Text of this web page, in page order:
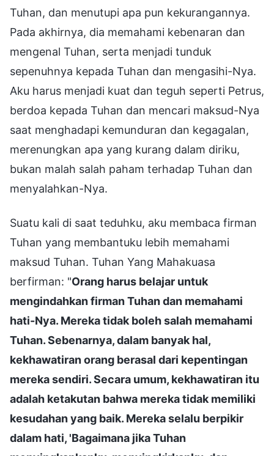
Tuhan, dan menutupi apa pun kekurangannya.
Pada akhirnya, dia memahami kebenaran dan
mengenal Tuhan, serta menjadi tunduk
sepenuhnya kepada Tuhan dan mengasihi-Nya.
Aku harus menjadi kuat dan teguh seperti Petrus,
berdoa kepada Tuhan dan mencari maksud-Nya
saat menghadapi kemunduran dan kegagalan,
merenungkan apa yang kurang dalam diriku,
bukan malah salah paham terhadap Tuhan dan
menyalahkan-Nya.
Suatu kali di saat teduhku, aku membaca firman
Tuhan yang membantuku lebih memahami
maksud Tuhan. Tuhan Yang Mahakuasa
berfirman: "Orang harus belajar untuk
mengindahkan firman Tuhan dan memahami
hati-Nya. Mereka tidak boleh salah memahami
Tuhan. Sebenarnya, dalam banyak hal,
kekhawatiran orang berasal dari kepentingan
mereka sendiri. Secara umum, kekhawatiran itu
adalah ketakutan bahwa mereka tidak memiliki
kesudahan yang baik. Mereka selalu berpikir
dalam hati, 'Bagaimana jika Tuhan